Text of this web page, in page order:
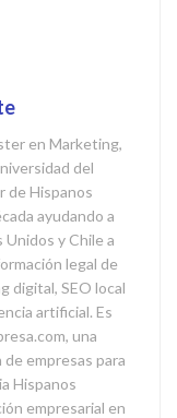
en Marketing,
del
de Hispanos
ayudando a
y Chile a
legal de
digital, SEO local
artificial. Es
una
empresas para
Hispanos
empresarial en